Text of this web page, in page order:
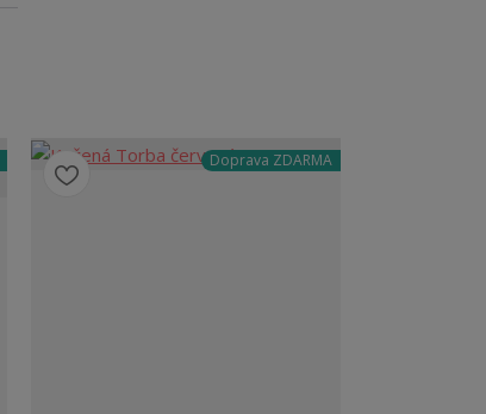
Doprava ZDARMA